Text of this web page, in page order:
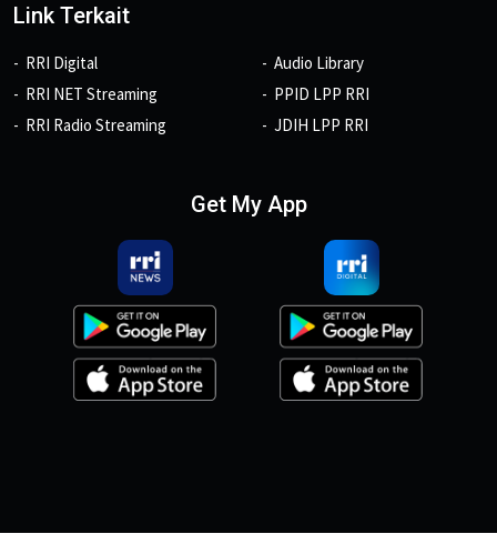
Link Terkait
RRI Digital
RRI NET Streaming
RRI Radio Streaming
Audio Library
PPID LPP RRI
JDIH LPP RRI
Get My App